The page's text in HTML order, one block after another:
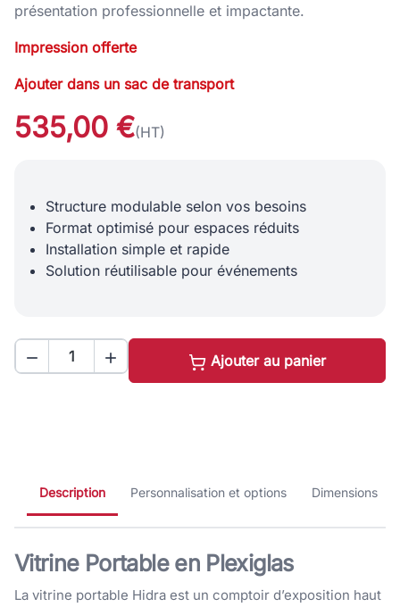
présentation professionnelle et impactante.
Impression offerte
Ajouter dans un sac de transport
535,00 €(HT)
Structure modulable selon vos besoins
Format optimisé pour espaces réduits
Installation simple et rapide
Solution réutilisable pour événements
  Ajouter au panier
Description Personnalisation et options Dimensions
Vitrine Portable en Plexiglas
La vitrine portable Hidra est un comptoir d’exposition haut